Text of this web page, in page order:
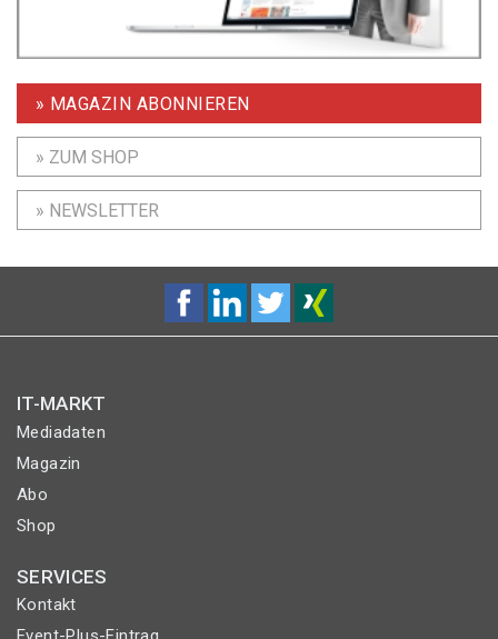
» MAGAZIN ABONNIEREN
» ZUM SHOP
» NEWSLETTER
IT-MARKT
Mediadaten
Magazin
Abo
Shop
SERVICES
Kontakt